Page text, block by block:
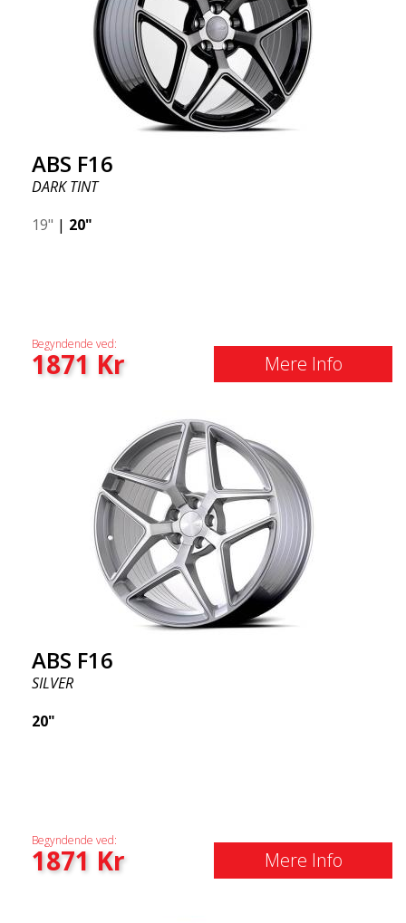
ABS F16
DARK TINT
19" | 20"
Begyndende ved:
1871 Kr Mere Info
ABS F16
SILVER
20"
Begyndende ved:
1871 Kr Mere Info